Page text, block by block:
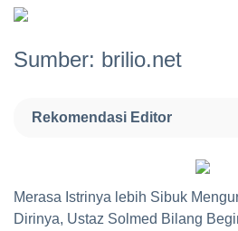
Sumber: brilio.net
Rekomendasi Editor
Merasa Istrinya lebih Sibuk
Dirinya, Ustaz Solmed Bilang